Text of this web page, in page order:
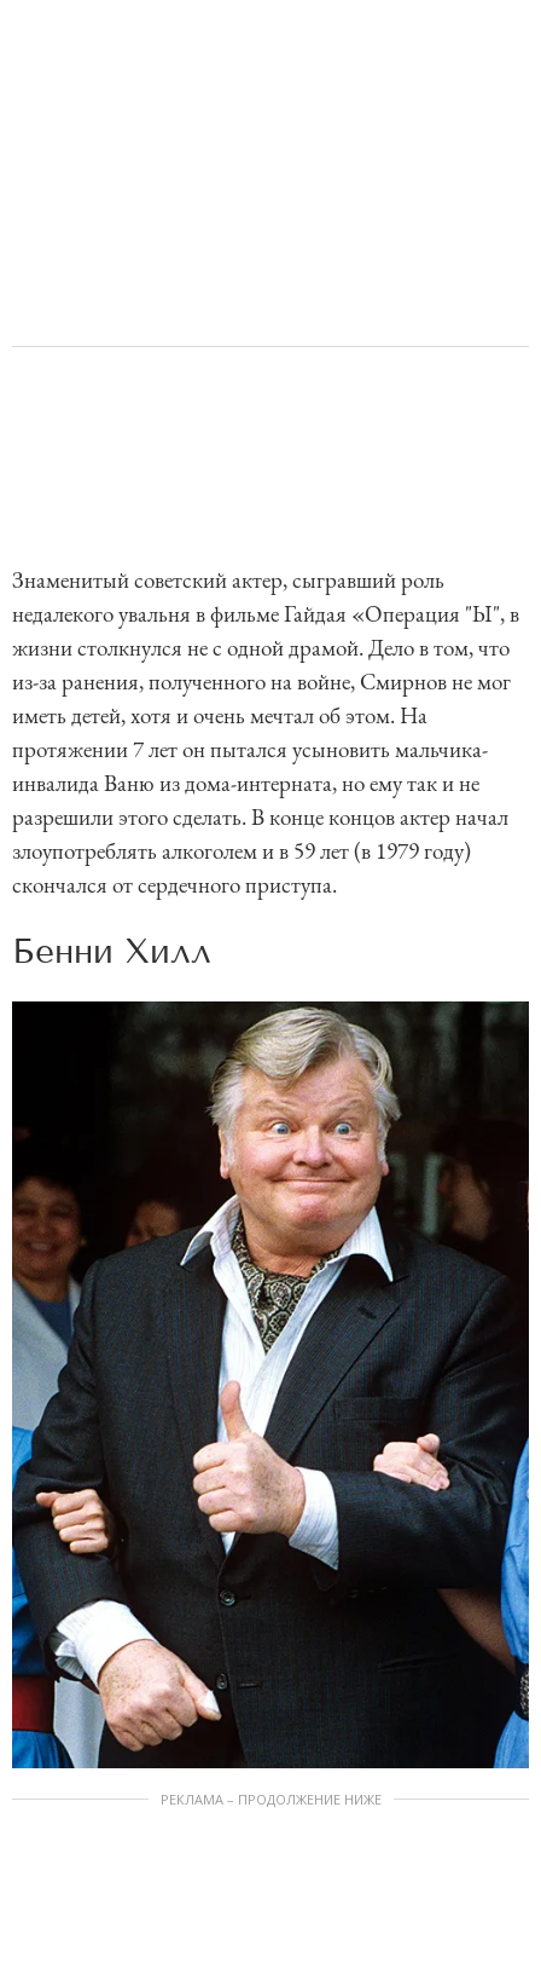
Знаменитый советский актер, сыгравший роль
недалекого увальня в фильме Гайдая «Операция "Ы", в
жизни столкнулся не с одной драмой. Дело в том, что
из-за ранения, полученного на войне, Смирнов не мог
иметь детей, хотя и очень мечтал об этом. На
протяжении 7 лет он пытался усыновить мальчика-
инвалида Ваню из дома-интерната, но ему так и не
разрешили этого сделать. В конце концов актер начал
злоупотреблять алкоголем и в 59 лет (в 1979 году)
скончался от сердечного приступа.
Бенни Хилл
РЕКЛАМА – ПРОДОЛЖЕНИЕ НИЖЕ